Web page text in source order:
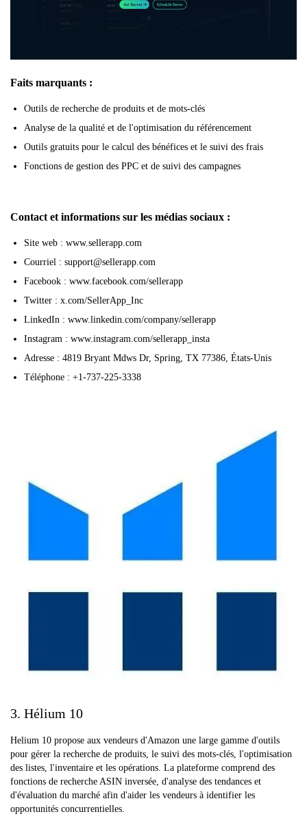
Faits marquants :
Outils de recherche de produits et de mots-clés
Analyse de la qualité et de l'optimisation du référencement
Outils gratuits pour le calcul des bénéfices et le suivi des frais
Fonctions de gestion des PPC et de suivi des campagnes
Contact et informations sur les médias sociaux :
Site web : www.sellerapp.com
Courriel : support@sellerapp.com
Facebook : www.facebook.com/sellerapp
Twitter : x.com/SellerApp_Inc
LinkedIn : www.linkedin.com/company/sellerapp
Instagram : www.instagram.com/sellerapp_insta
Adresse : 4819 Bryant Mdws Dr, Spring, TX 77386, États-Unis
Téléphone : +1-737-225-3338
3. Hélium 10
Helium 10 propose aux vendeurs d'Amazon une large gamme d'outils
pour gérer la recherche de produits, le suivi des mots-clés, l'optimisation
des listes, l'inventaire et les opérations. La plateforme comprend des
fonctions de recherche ASIN inversée, d'analyse des tendances et
d'évaluation du marché afin d'aider les vendeurs à identifier les
opportunités concurrentielles.